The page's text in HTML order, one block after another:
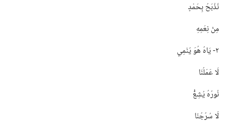
نَذْبَحُ بِحَمْدٍ
مِنْ نِعَمِهِ
٢-‏ يَاهُ هُوَ يُنْمِي
لَا عَمَلُنَا
نُورُهُ يُشِعُّ
لَا سُرُجُنَا